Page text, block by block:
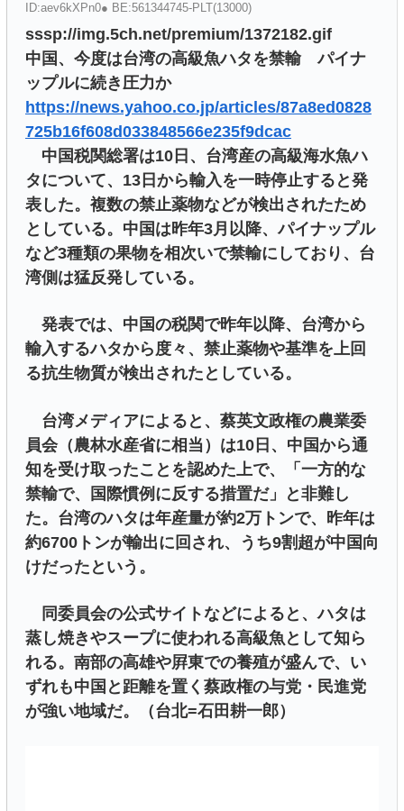
ID:aev6kXPn0● BE:561344745-PLT(13000)
sssp://img.5ch.net/premium/1372182.gif
中国、今度は台湾の高級魚ハタを禁輸 パイナ
ップルに続き圧力か
https://news.yahoo.co.jp/articles/87a8ed0828
725b16f608d033848566e235f9dcac
中国税関総署は10日、台湾産の高級海水魚ハ
タについて、13日から輸入を一時停止すると発
表した。複数の禁止薬物などが検出されたため
としている。中国は昨年3月以降、パイナップル
など3種類の果物を相次いで禁輸にしており、台
湾側は猛反発している。
発表では、中国の税関で昨年以降、台湾から
輸入するハタから度々、禁止薬物や基準を上回
る抗生物質が検出されたとしている。
台湾メディアによると、蔡英文政権の農業委
員会（農林水産省に相当）は10日、中国から通
知を受け取ったことを認めた上で、「一方的な
禁輸で、国際慣例に反する措置だ」と非難し
た。台湾のハタは年産量が約2万トンで、昨年は
約6700トンが輸出に回され、うち9割超が中国向
けだったという。
同委員会の公式サイトなどによると、ハタは
蒸し焼きやスープに使われる高級魚として知ら
れる。南部の高雄や屛東での養殖が盛んで、い
ずれも中国と距離を置く蔡政権の与党・民進党
が強い地域だ。（台北=石田耕一郎）